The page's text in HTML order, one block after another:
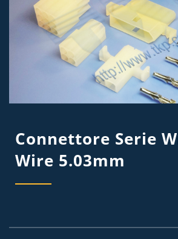
Connettore Serie
Wire 5.03mm